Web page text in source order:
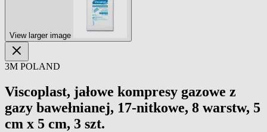
View larger image
3M POLAND
Viscoplast, jałowe kompresy gazowe z
gazy bawełnianej, 17-nitkowe, 8 warstw, 5
cm x 5 cm, 3 szt.